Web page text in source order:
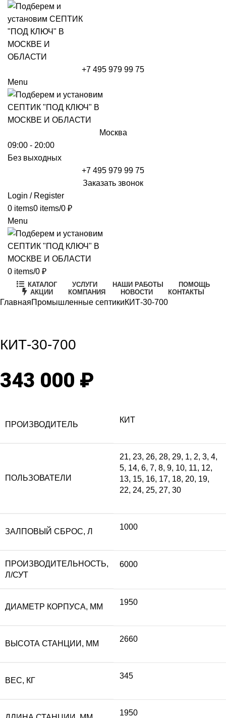
+7 495 979 99 75
Menu
Москва
09:00 - 20:00
Без выходных
+7 495 979 99 75
Заказать звонок
Login / Register
0 items0 items/0 ₽
Menu
0 items/0 ₽
КАТАЛОГ УСЛУГИ НАШИ РАБОТЫ
ПОМОЩЬ
АКЦИИ
КОМПАНИЯ НОВОСТИ КОНТАКТЫ
ГлавнаяПромышленные септикиКИТ-30-700
КИТ-30-700
343 000 ₽
ПРОИЗВОДИТЕЛЬ
КИТ
ПОЛЬЗОВАТЕЛИ
21, 23, 26, 28, 29, 1, 2, 3, 4,
5, 14, 6, 7, 8, 9, 10, 11, 12,
13, 15, 16, 17, 18, 20, 19,
22, 24, 25, 27, 30
ЗАЛПОВЫЙ СБРОС, Л
1000
ПРОИЗВОДИТЕЛЬНОСТЬ,
Л/СУТ
6000
ДИАМЕТР КОРПУСА, ММ
1950
ВЫСОТА СТАНЦИИ, ММ
2660
ВЕС, КГ
345
1950